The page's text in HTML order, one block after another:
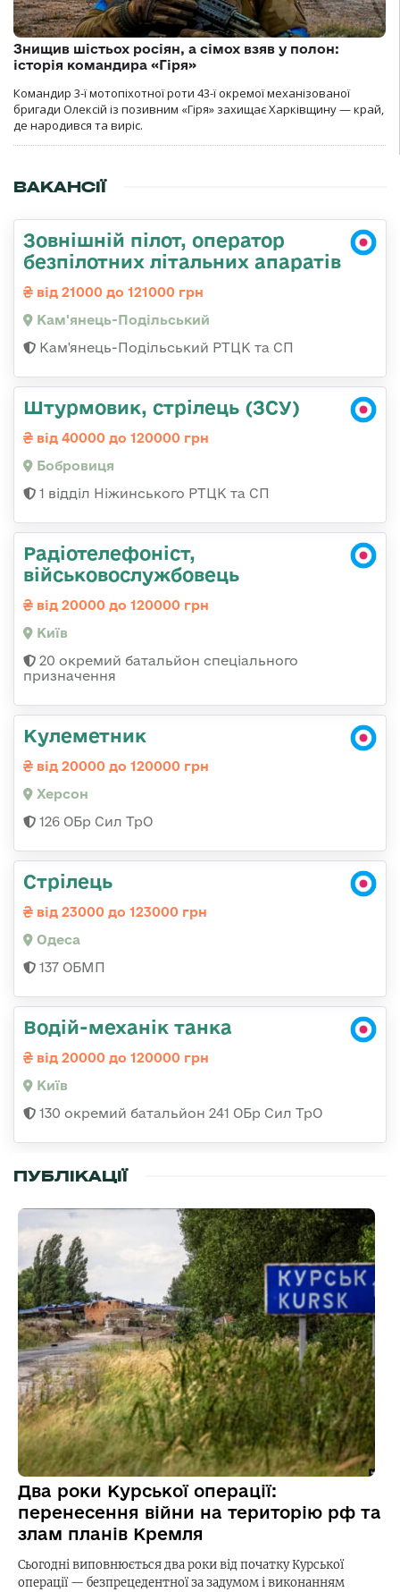
Знищив шістьох росіян, а сімох взяв у полон:
історія командира «Гіря»
Командир 3-ї мотопіхотної роти 43-ї окремої механізованої
бригади Олексій із позивним «Гіря» захищає Харківщину — край,
де народився та виріс.
ВАКАНСІЇ
Зовнішній пілот, оператор
безпілотних літальних апаратів
від 21000 до 121000 грн
Кам'янець-Подільський
Кам'янець-Подільський РТЦК та СП
Штурмовик, стрілець (ЗСУ)
від 40000 до 120000 грн
Бобровиця
1 відділ Ніжинського РТЦК та СП
Радіотелефоніст,
військовослужбовець
від 20000 до 120000 грн
Київ
20 окремий батальйон спеціального
призначення
Кулеметник
від 20000 до 120000 грн
Херсон
126 ОБр Сил ТрО
Стрілець
від 23000 до 123000 грн
Одеса
137 ОБМП
Водій-механік танка
від 20000 до 120000 грн
Київ
130 окремий батальйон 241 ОБр Сил ТрО
ПУБЛІКАЦІЇ
Два роки Курської операції:
перенесення війни на територію рф та
злам планів Кремля
Сьогодні виповнюється два роки від початку Курської
операції — безпрецедентної за задумом і виконанням